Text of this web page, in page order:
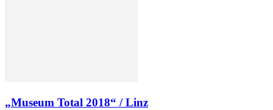
„Museum Total 2018“ / Linz